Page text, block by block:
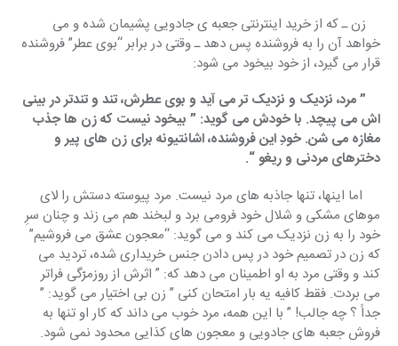
زن ـ که از خرید اینترنتی جعبه ی جادویی پشیمان شده و می
خواهد آن را به فروشنده پس دهد ـ وقتی در برابر “بوی عطر” فروشنده
قرار می گیرد، از خود بیخود می شود:
” مرد، نزدیک و نزدیک تر می آید و بوی عطرش، تند و تندتر در بینی
اش می پیچد. با خودش می گوید: ” بیخود نیست که زن ها جذب
مغازه می شن. خودِ این فروشنده، اشانتیونه برای زن های پیر و
دخترهای مردنی و ریغو “.
اما اینها، تنها جاذبه های مرد نیست. مرد پیوسته دستش را لای
موهای مشکی و شلال خود فرومی برد و لبخند هم می زند و چنان سرِ
خود را به زن نزدیک می کند و می گوید: “معجون عشق می فروشیم”
که زن در تصمیم خود در پس دادن جنس خریداری شده، تردید می
کند و وقتی مرد به او اطمینان می دهد که: ” اثرش از روزمرّگی فراتر
می بردت. فقط کافیه یه بار امتحان کنی ” زن بی اختیار می گوید: ”
جداً ؟ چه جالب! ” با این همه، مرد خوب می داند که کار او تنها به
فروش جعبه های جادویی و معجون های کذایی محدود نمی شود.